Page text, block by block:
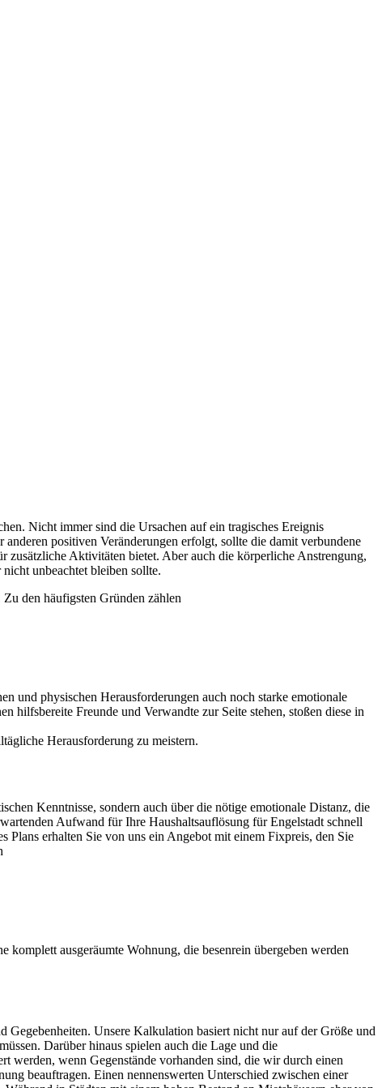
Nicht immer sind die Ursachen auf ein tragisches Ereignis
positiven Veränderungen erfolgt, sollte die damit verbundene
zusätzliche Aktivitäten bietet. Aber auch die körperliche Anstrengung,
unbeachtet bleiben sollte.
den häufigsten Gründen zählen
und physischen Herausforderungen auch noch starke emotionale
hilfsbereite Freunde und Verwandte zur Seite stehen, stoßen diese in
Herausforderung zu meistern.
Kenntnisse, sondern auch über die nötige emotionale Distanz, die
Aufwand für Ihre Haushaltsauflösung für Engelstadt schnell
Plans erhalten Sie von uns ein Angebot mit einem Fixpreis, den Sie
komplett ausgeräumte Wohnung, die besenrein übergeben werden
Gegebenheiten. Unsere Kalkulation basiert nicht nur auf der Größe und
Darüber hinaus spielen auch die Lage und die
werden, wenn Gegenstände vorhanden sind, die wir durch einen
beauftragen. Einen nennenswerten Unterschied zwischen einer